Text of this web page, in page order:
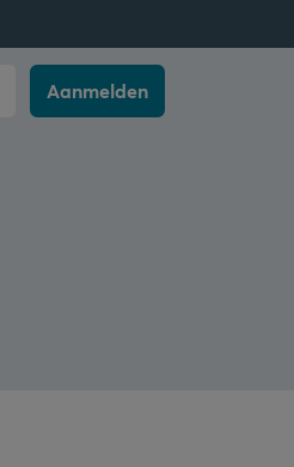
Aanmelden